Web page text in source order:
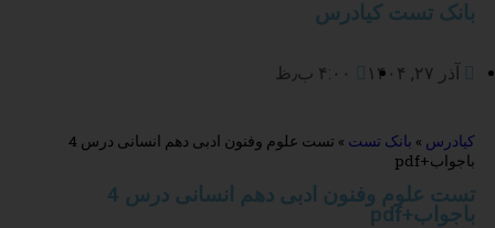
بانک تست کیادرس
آذر ۲۷, ۱۴۰۴ ۴:۰۰ ب٫ظ
کیادرس » بانک تست »
تست علوم وفنون ادبی دهم انسانی درس 4
باجواب+pdf
تست علوم وفنون ادبی دهم انسانی درس 4
باجواب+pdf